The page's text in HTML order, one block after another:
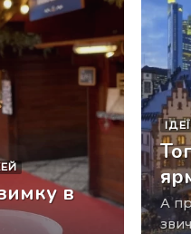
в
а пропонують наступне: